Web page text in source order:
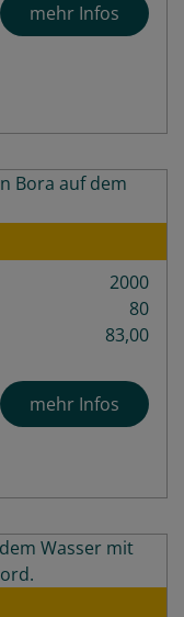
mehr Infos
2000
80
83,00
mehr Infos